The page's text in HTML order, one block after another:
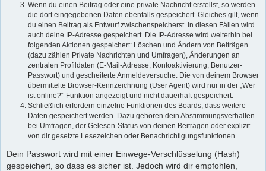
Wenn du einen Beitrag oder eine private Nachricht erstellst, so werden
die dort eingegebenen Daten ebenfalls gespeichert. Gleiches gilt, wenn
du einen Beitrag als Entwurf zwischenspeicherst. In diesen Fällen wird
auch deine IP-Adresse gespeichert. Die IP-Adresse wird weiterhin bei
folgenden Aktionen gespeichert: Löschen und Ändern von Beiträgen
(dazu zählen Private Nachrichten und Umfragen), Änderungen an
zentralen Profildaten (E-Mail-Adresse, Kontoaktivierung, Benutzer-
Passwort) und gescheiterte Anmeldeversuche. Die von deinem Browser
übermittelte Browser-Kennzeichnung (User Agent) wird nur in der „Wer
ist online?“-Funktion angezeigt und nicht dauerhaft gespeichert.
Schließlich erfordern einzelne Funktionen des Boards, dass weitere
Daten gespeichert werden. Dazu gehören dein Abstimmungsverhalten
bei Umfragen, der Gelesen-Status von deinen Beiträgen oder explizit
von dir gesetzte Lesezeichen oder Benachrichtigungsfunktionen.
Dein Passwort wird mit einer Einwege-Verschlüsselung (Hash)
gespeichert, so dass es sicher ist. Jedoch wird dir empfohlen,